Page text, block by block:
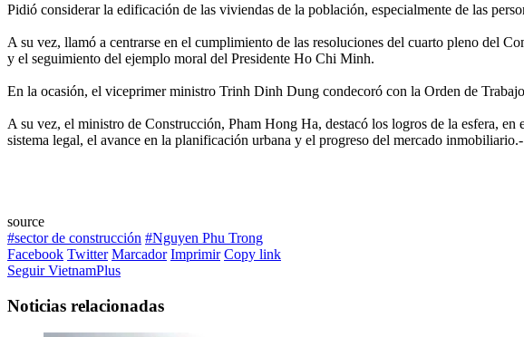
Pidió considerar la edificación de las viviendas de la población, especialmente de las
A su vez, llamó a centrarse en el cumplimiento de las resoluciones del cuarto pleno del
y el seguimiento del ejemplo moral del Presidente Ho Chi Minh.
En la ocasión, el viceprimer ministro Trinh Dinh Dung condecoró con la Orden de
A su vez, el ministro de Construcción, Pham Hong Ha, destacó los logros de la esfera,
sistema legal, el avance en la planificación urbana y el progreso del mercado
source
#sector de construcción #Nguyen Phu Trong
Facebook Twitter Marcador Imprimir Copy link
Seguir VietnamPlus
Noticias relacionadas